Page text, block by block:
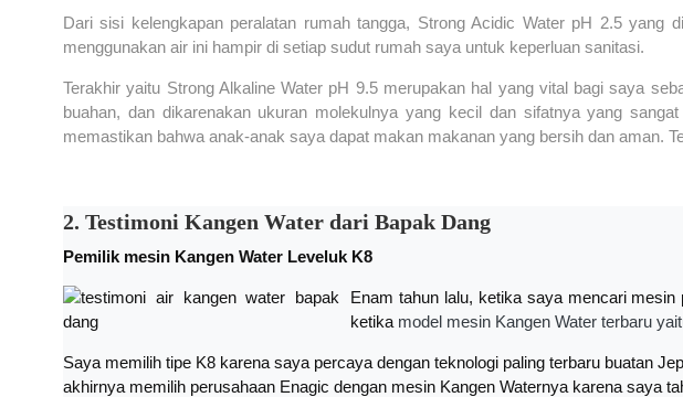
Dari sisi kelengkapan peralatan rumah tangga, Strong Acidic Water pH 2.5
menggunakan air ini hampir di setiap sudut rumah saya untuk keperluan sanitasi.
Terakhir yaitu Strong Alkaline Water pH 9.5 merupakan hal yang vital bagi saya
buahan, dan dikarenakan ukuran molekulnya yang kecil dan sifatnya yang
memastikan bahwa anak-anak saya dapat makan makanan yang bersih dan aman.
2. Testimoni Kangen Water dari Bapak Dang
Pemilik mesin Kangen Water Leveluk K8
Enam tahun lalu, ketika saya mencari
ketika model mesin Kangen Water terbaru
Saya memilih tipe K8 karena saya percaya dengan teknologi paling terbaru buatan
akhirnya memilih perusahaan Enagic dengan mesin Kangen Waternya karena saya